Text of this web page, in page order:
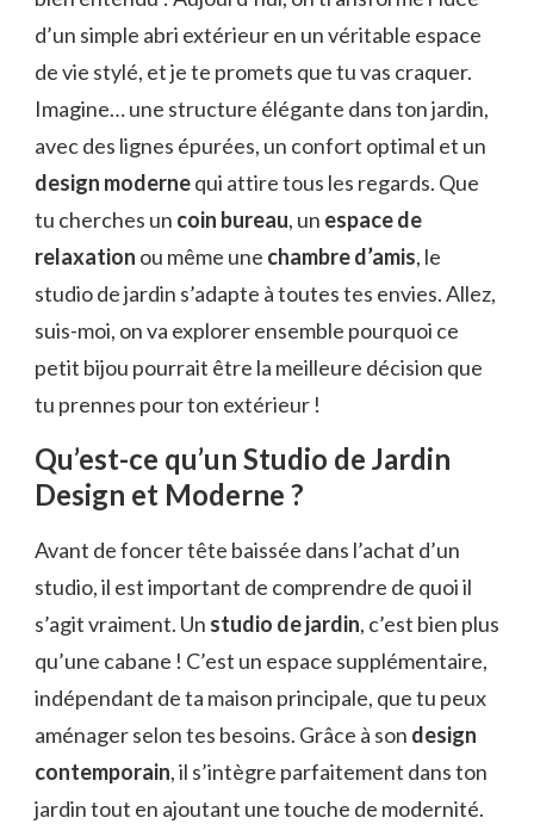
d’un simple abri extérieur en un véritable espace
de vie stylé, et je te promets que tu vas craquer.
Imagine… une structure élégante dans ton jardin,
avec des lignes épurées, un confort optimal et un
design modernequi attire tous les regards. Que
tu cherches un coin bureau, un espace de
relaxation ou même une chambre d’amis, le
studio de jardin s’adapte à toutes tes envies. Allez,
suis-moi, on va explorer ensemble pourquoi ce
petit bijou pourrait être la meilleure décision que
tu prennes pour ton extérieur !
Qu’est-ce qu’un Studio de Jardin
Design et Moderne ?
Avant de foncer tête baissée dans l’achat d’un
studio, il est important de comprendre de quoi il
s’agit vraiment. Un studio de jardin, c’est bien plus
qu’une cabane ! C’est un espace supplémentaire,
indépendant de ta maison principale, que tu peux
aménager selon tes besoins. Grâce à son design
contemporain, il s’intègre parfaitement dans ton
jardin tout en ajoutant une touche de modernité.